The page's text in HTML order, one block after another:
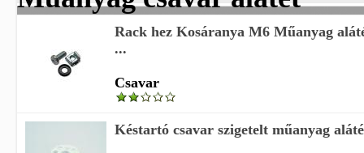
Rack hez Kosáranya M6 Műanyag
...
Csavar
Késtartó csavar szigetelt műanyag